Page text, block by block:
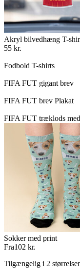
Akryl bilvedhæng T-
55 kr.
Fodbold T-shirts
FIFA FUT gigant brev
FIFA FUT brev Plakat
FIFA FUT træklods
Sokker med print
Fra102 kr.
Tilgængelig i 2 størrelser